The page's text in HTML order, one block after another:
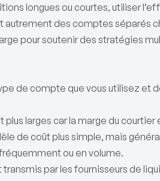
longues ou courtes, utiliser
autrement des comptes séparés
pour soutenir des stratégies
de compte que vous utilisez et
plus larges car la marge du
de coût plus simple, mais
ou en volume.
transmis par les fournisseurs de